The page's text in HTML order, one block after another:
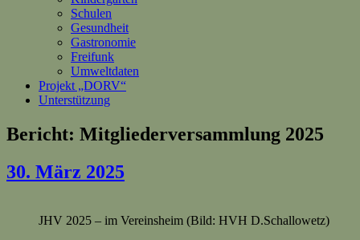
Schulen
Gesundheit
Gastronomie
Freifunk
Umweltdaten
Projekt „DORV“
Unterstützung
Bericht: Mitgliederversammlung 2025
30. März 2025
JHV 2025 – im Vereinsheim (Bild: HVH D.Schallowetz)